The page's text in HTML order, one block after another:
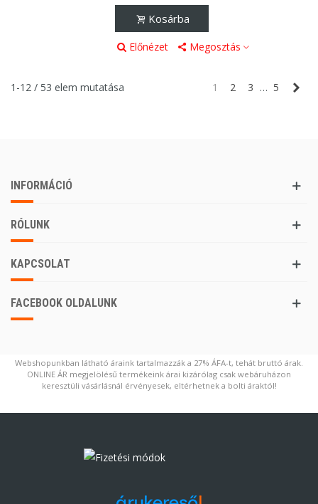
Kosárba
Előnézet Megosztás
1-12 / 53 elem mutatása 1 2 3 … 5
INFORMÁCIÓ
RÓLUNK
KAPCSOLAT
FACEBOOK OLDALUNK
Webshopunkban látható áraink tartalmazzák a 27% ÁFA-t, tehát bruttó árak.
ONLINE ÁR megjelölésű termékeink árai kizárólag csak webáruházon
keresztüli vásárlásnál érvényesek, eltérhetnek a bolti áraktól!